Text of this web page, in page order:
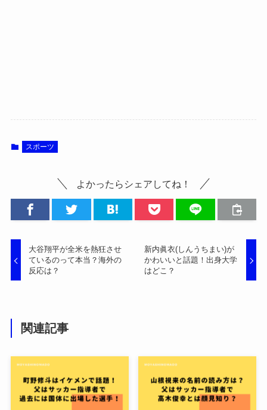
スポーツ
よかったらシェアしてね！
大谷翔平が全米を熱狂させ
ているのって本当？海外の
反応は？
新内眞衣(しんうちまい)が
かわいいと話題！出身大学
はどこ？
関連記事